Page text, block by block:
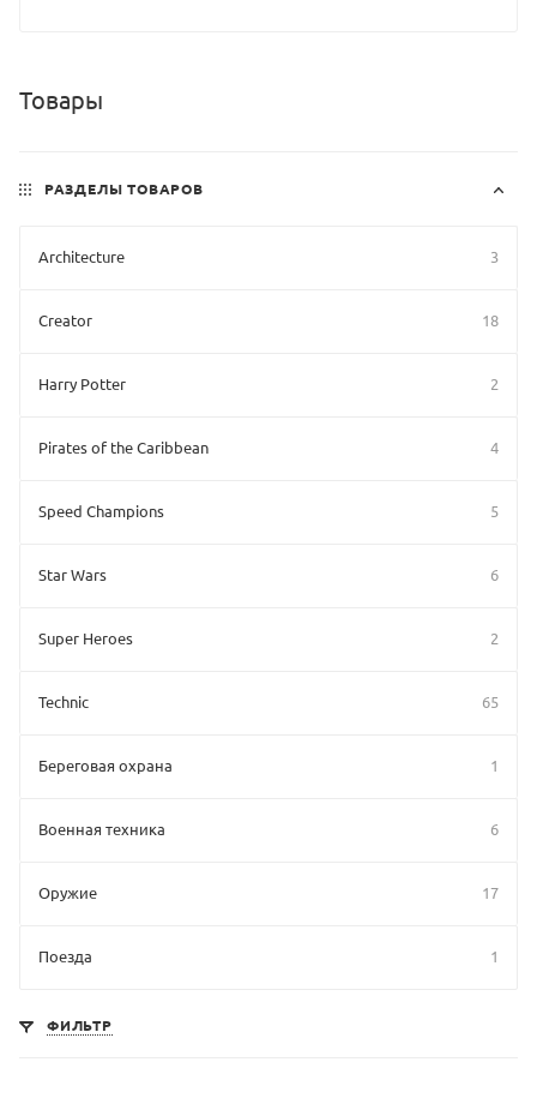
Товары
РАЗДЕЛЫ ТОВАРОВ
Architecture 3
Creator 18
Harry Potter 2
Pirates of the Caribbean 4
Speed Champions 5
Star Wars 6
Super Heroes 2
Technic 65
Береговая охрана 1
Военная техника 6
Оружие 17
Поезда 1
ФИЛЬТР